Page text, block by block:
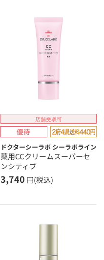
店舗受取可
ドクターシーラボ シーラボライン
薬用CCクリームスーパーセ
ンシティブ
3,740 円(税込)